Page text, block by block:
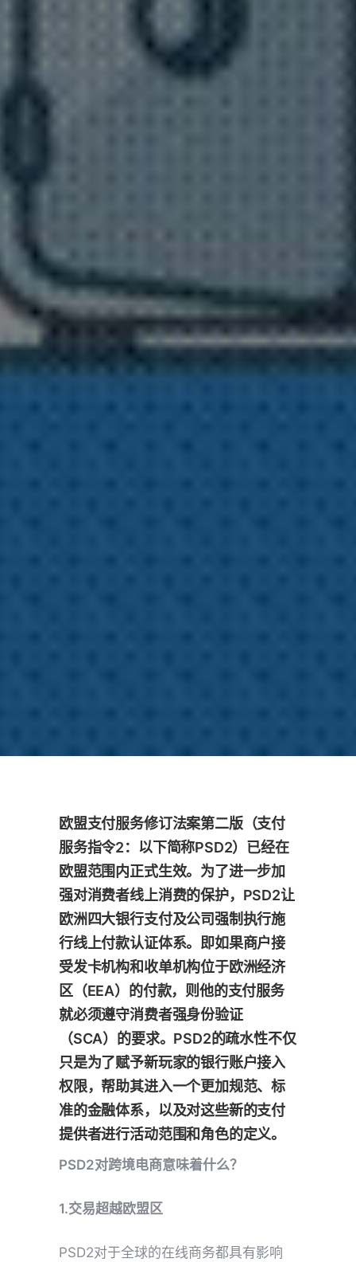
欧盟支付服务修订法案第二版（支付
服务指令2：以下简称PSD2）已经在
欧盟范围内正式生效。为了进一步加
强对消费者线上消费的保护，PSD2让
欧洲四大银行支付及公司强制执行施
行线上付款认证体系。即如果商户接
受发卡机构和收单机构位于欧洲经济
区（EEA）的付款，则他的支付服务
就必须遵守消费者强身份验证
（SCA）的要求。PSD2的疏水性不仅
只是为了赋予新玩家的银行账户接入
权限，帮助其进入一个更加规范、标
准的金融体系，以及对这些新的支付
提供者进行活动范围和角色的定义。
PSD2对跨境电商意味着什么？
1.交易超越欧盟区
PSD2对于全球的在线商务都具有影响